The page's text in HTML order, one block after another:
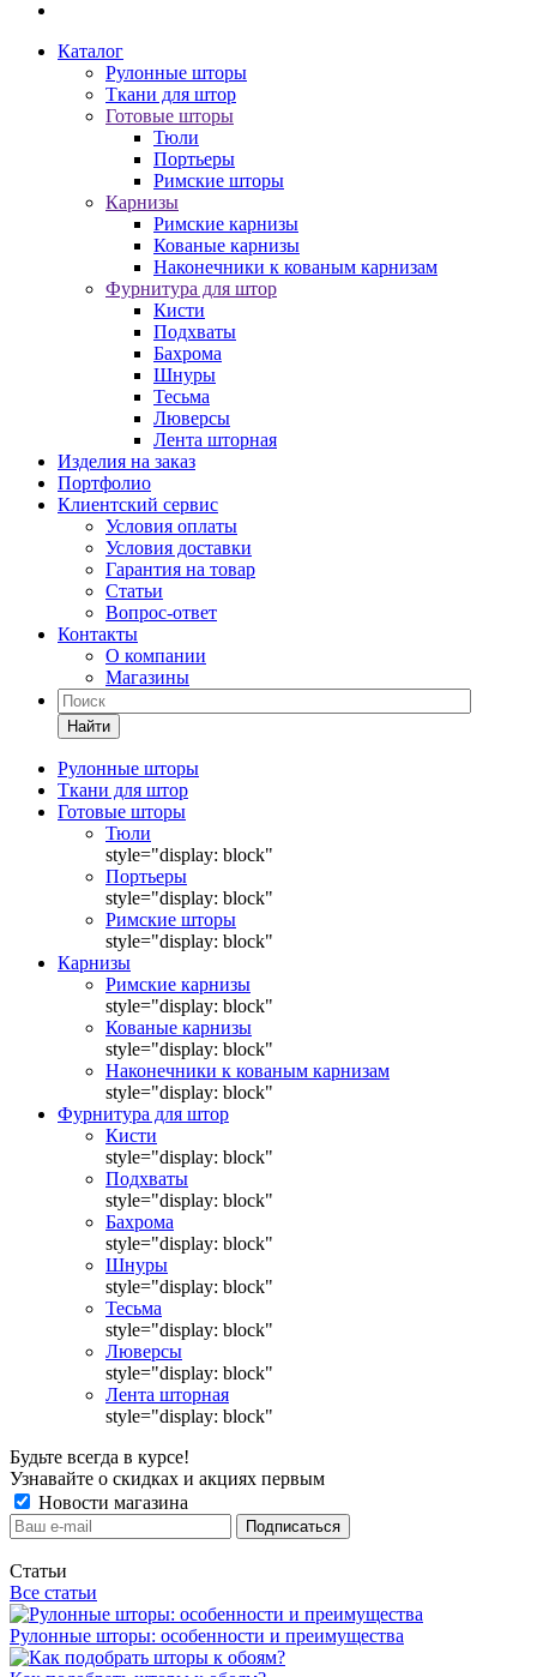
Каталог
Рулонные шторы
Ткани для штор
Готовые шторы
Тюли
Портьеры
Римские шторы
Карнизы
Римские карнизы
Кованые карнизы
Наконечники к кованым карнизам
Фурнитура для штор
Кисти
Подхваты
Бахрома
Шнуры
Тесьма
Люверсы
Лента шторная
Изделия на заказ
Портфолио
Клиентский сервис
Условия оплаты
Условия доставки
Гарантия на товар
Статьи
Вопрос-ответ
Контакты
О компании
Магазины
Найти
Рулонные шторы
Ткани для штор
Готовые шторы
Тюли
style="display: block"
Портьеры
style="display: block"
Римские шторы
style="display: block"
Карнизы
Римские карнизы
style="display: block"
Кованые карнизы
style="display: block"
Наконечники к кованым карнизам
style="display: block"
Фурнитура для штор
Кисти
style="display: block"
Подхваты
style="display: block"
Бахрома
style="display: block"
Шнуры
style="display: block"
Тесьма
style="display: block"
Люверсы
style="display: block"
Лента шторная
style="display: block"
Будьте всегда в курсе!
Узнавайте о скидках и акциях первым
Новости магазина
Статьи
Все статьи
Рулонные шторы: особенности и преимущества